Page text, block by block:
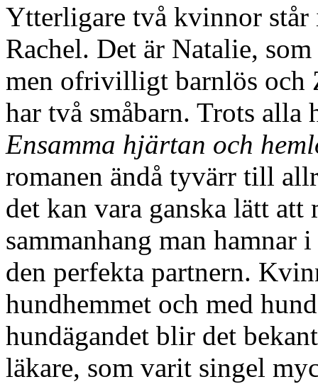
Ytterligare två kvinnor står
Rachel. Det är Natalie,
men ofrivilligt barnlös och
har två småbarn. Trots alla
Ensamma hjärtan och
romanen ändå tyvärr till
det kan vara ganska lätt
sammanhang man hamnar
den perfekta partnern.
hundhemmet och med
hundägandet blir det
läkare, som varit singel